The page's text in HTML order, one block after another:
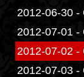
2012-06-30 -
2012-07-01 -
2012-07-02 -
2012-07-03 -